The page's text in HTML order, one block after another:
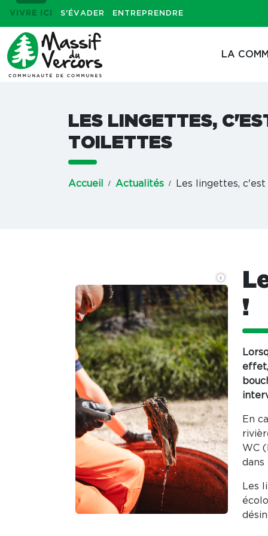
VIVRE ICI S'ÉVADER ENTREPRENDRE
LA
LES LINGETTES,
TOILETTES
Accueil Actualités Les lingettes,
!
En
WC
dans
Les